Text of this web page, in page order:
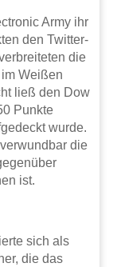
Army ihr
den Twitter-
die
Weißen
ließ den Dow
Punkte
wurde.
die
ist.
sich als
die das